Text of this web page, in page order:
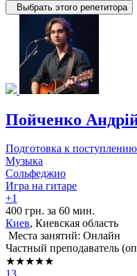
Выбрать этого репетитора
Пойченко
Подготовка к
Музыка
Сольфеджио
Игра на гитаре
+1
400 грн. за 60 мин.
Киев, Киевская область
Места занятий: Онлайн
Частный преподаватель
★★★★★